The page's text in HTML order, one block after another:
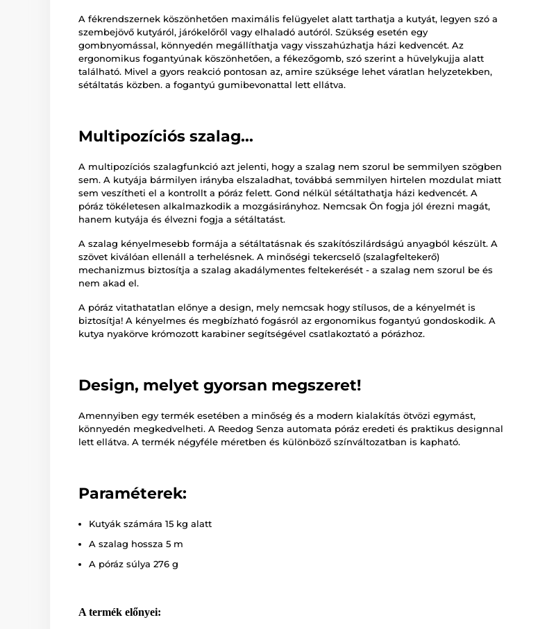
A fékrendszernek köszönhetően maximális felügyelet alatt tarthatja a kutyát, legyen szó a
szembejövő kutyáról, járókelőről vagy elhaladó autóról. Szükség esetén egy
gombnyomással, könnyedén megállíthatja vagy visszahúzhatja házi kedvencét. Az
ergonomikus fogantyúnak köszönhetően, a fékezőgomb, szó szerint a hüvelykujja alatt
található. Mivel a gyors reakció pontosan az, amire szüksége lehet váratlan helyzetekben,
sétáltatás közben. a fogantyú gumibevonattal lett ellátva.
Multipozíciós szalag...
A multipozíciós szalagfunkció azt jelenti, hogy a szalag nem szorul be semmilyen szögben
sem. A kutyája bármilyen irányba elszaladhat, továbbá semmilyen hirtelen mozdulat miatt
sem veszítheti el a kontrollt a póráz felett. Gond nélkül sétáltathatja házi kedvencét. A
póráz tökéletesen alkalmazkodik a mozgásirányhoz. Nemcsak Ön fogja jól érezni magát,
hanem kutyája és élvezni fogja a sétáltatást.
A szalag kényelmesebb formája a sétáltatásnak és szakítószilárdságú anyagból készült. A
szövet kiválóan ellenáll a terhelésnek. A minőségi tekercselő (szalagfeltekerő)
mechanizmus biztosítja a szalag akadálymentes feltekerését - a szalag nem szorul be és
nem akad el.
A póráz vitathatatlan előnye a design, mely nemcsak hogy stílusos, de a kényelmét is
biztosítja! A kényelmes és megbízható fogásról az ergonomikus fogantyú gondoskodik. A
kutya nyakörve krómozott karabiner segítségével csatlakoztató a pórázhoz.
Design, melyet gyorsan megszeret!
Amennyiben egy termék esetében a minőség és a modern kialakítás ötvözi egymást,
könnyedén megkedvelheti. A Reedog Senza automata póráz eredeti és praktikus designnal
lett ellátva. A termék négyféle méretben és különböző színváltozatban is kapható.
Paraméterek:
Kutyák számára 15 kg alatt
A szalag hossza 5 m
A póráz súlya 276 g
A termék előnyei: